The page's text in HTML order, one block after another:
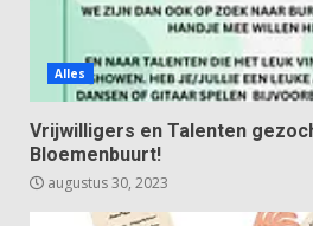
Alles
Vrijwilligers en Talenten
Bloemenbuurt!
augustus 30, 2023